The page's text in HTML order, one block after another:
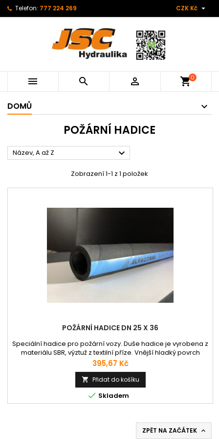
Telefon: 777 224 269 CZK Kč 
   shopping_cart0
DOMŮ
POŽÁRNÍ HADICE
Název, A až Z 
Zobrazení 1-1 z 1 položek
POŽÁRNÍ HADICE DN 25 X 36
Speciální hadice pro požární vozy. Duše hadice je vyrobena z
materiálu SBR, výztuž z textilní příze. Vnější hladký povrch
snižuje koeficient tření a je proveden v černé barvě. Hadice je
tvarově stálá, hladký povrch a vysoká pružnost umožňují
snadnou manipulaci. Velmi dobrá flexibilita, a to i při nižších
teplotách.
Cena
395,67 Kč
 Přidat do košíku
 Skladem
ZPĚT NA ZAČÁTEK 